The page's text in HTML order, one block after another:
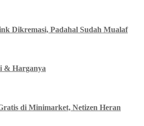
Dikremasi, Padahal Sudah Mualaf
& Harganya
di Minimarket, Netizen Heran